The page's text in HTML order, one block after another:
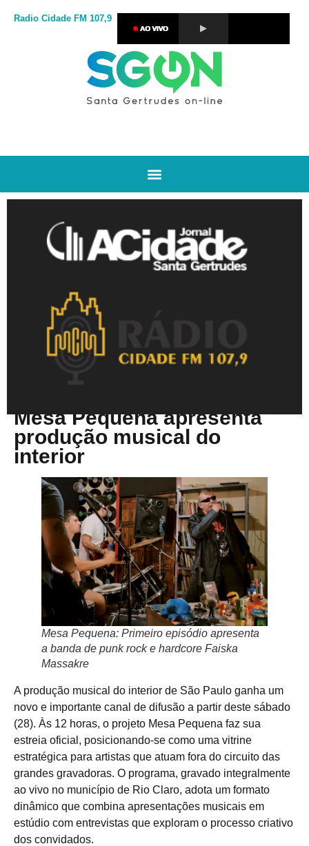
Radio Cidade FM 107,9
Mesa Pequena apresenta
produção musical do
interior
Mesa Pequena: Primeiro episódio apresenta
a banda de punk rock e hardcore Faiska
Massakre
A produção musical do interior de São Paulo ganha um
novo e importante canal de difusão a partir deste sábado
(28). Às 12 horas, o projeto Mesa Pequena faz sua
estreia oficial, posicionando-se como uma vitrine
estratégica para artistas que atuam fora do circuito das
grandes gravadoras. O programa, gravado integralmente
ao vivo no município de Rio Claro, adota um formato
dinâmico que combina apresentações musicais em
estúdio com entrevistas que exploram o processo criativo
dos convidados.